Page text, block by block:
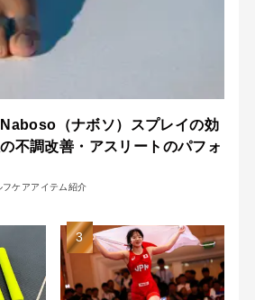
Naboso（ナボソ）スプレイの効
不調改善・アスリートのパフォ
フケアアイテム紹介